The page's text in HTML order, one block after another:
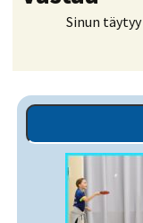
Sinun täytyy